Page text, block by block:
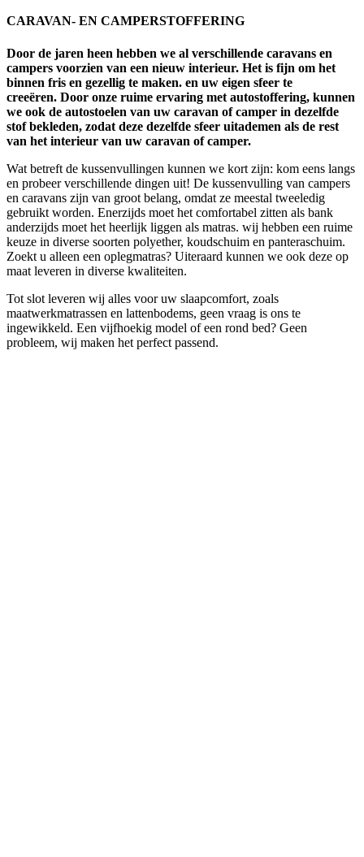
CARAVAN- EN CAMPERSTOFFERING
Door de jaren heen hebben we al verschillende caravans en
campers voorzien van een nieuw interieur. Het is fijn om het
binnen fris en gezellig te maken. en uw eigen sfeer te
creeëren. Door onze ruime ervaring met autostoffering, kunnen
we ook de autostoelen van uw caravan of camper in dezelfde
stof bekleden, zodat deze dezelfde sfeer uitademen als de rest
van het interieur van uw caravan of camper.
Wat betreft de kussenvullingen kunnen we kort zijn: kom eens langs
en probeer verschillende dingen uit! De kussenvulling van campers
en caravans zijn van groot belang, omdat ze meestal tweeledig
gebruikt worden. Enerzijds moet het comfortabel zitten als bank
anderzijds moet het heerlijk liggen als matras. wij hebben een ruime
keuze in diverse soorten polyether, koudschuim en panteraschuim.
Zoekt u alleen een oplegmatras? Uiteraard kunnen we ook deze op
maat leveren in diverse kwaliteiten.
Tot slot leveren wij alles voor uw slaapcomfort, zoals
maatwerkmatrassen en lattenbodems, geen vraag is ons te
ingewikkeld. Een vijfhoekig model of een rond bed? Geen
probleem, wij maken het perfect passend.